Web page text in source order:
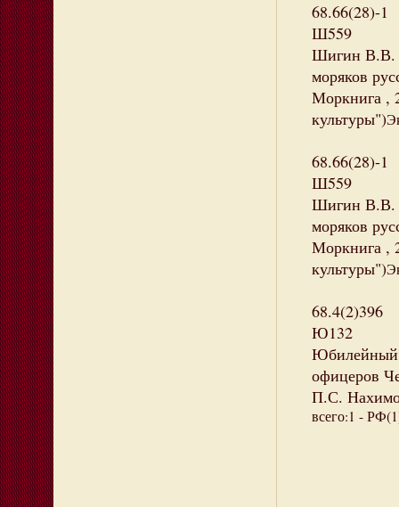
68.66(28)-1
Ш559
Шигин В.В.
моряков
Моркнига ,
культуры")
68.66(28)-1
Ш559
Шигин В.В.
моряков
Моркнига ,
культуры")
68.4(2)396
Ю132
Юбилейный
офицеров
П.С.
всего:1 -